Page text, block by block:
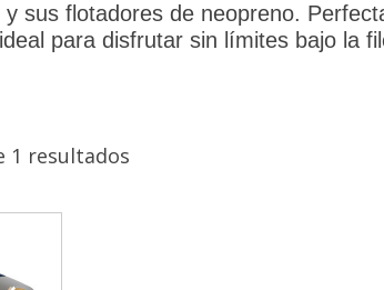
sus flotadores de neopreno.
para disfrutar sin límites bajo la
1 resultados